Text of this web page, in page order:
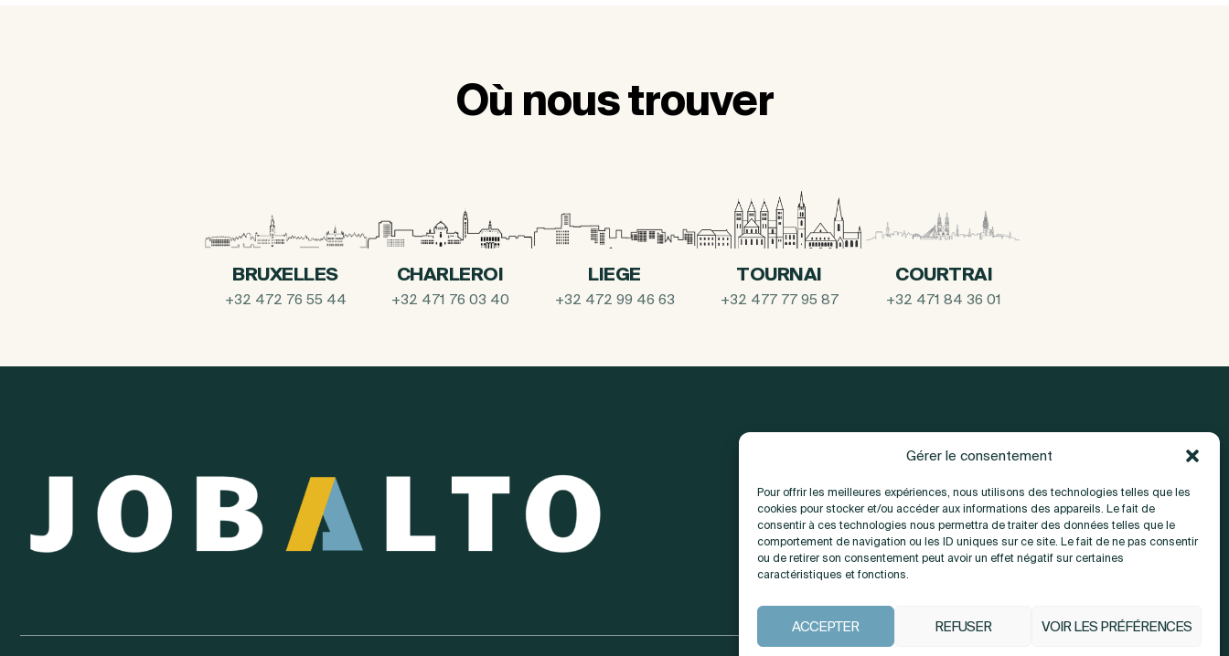
Gérer le consentement
Pour offrir les meilleures expériences, nous utilisons des technologies telles que les
cookies pour stocker et/ou accéder aux informations des appareils. Le fait de
consentir à ces technologies nous permettra de traiter des données telles que le
comportement de navigation ou les ID uniques sur ce site. Le fait de ne pas consentir
ou de retirer son consentement peut avoir un effet négatif sur certaines
caractéristiques et fonctions.
ACCEPTER REFUSER VOIR LES PRÉFÉRENCES
Où nous trouver
BRUXELLES
+32 472 76 55 44
CHARLEROI
+32 471 76 03 40
LIEGE
+32 472 99 46 63
TOURNAI
+32 477 77 95 87
COURTRAI
+32 471 84 36 01
A propos
Contact